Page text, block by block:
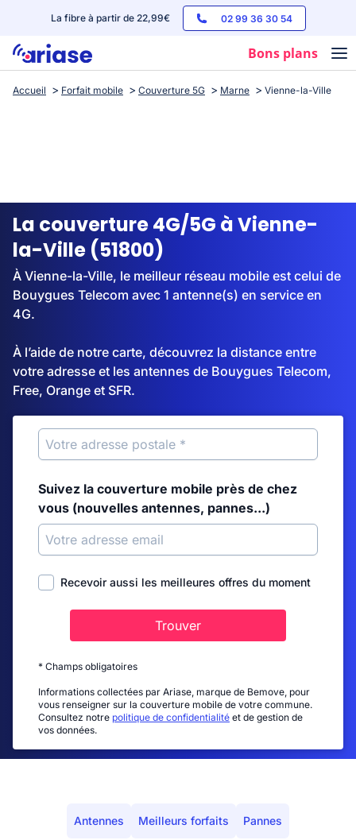
La fibre à partir de 22,99€ 02 99 36 30 54
Bons plans
Box internet
Streaming
Accueil Forfait mobile Couverture 5G Marne Vienne-la-Ville
La couverture 4G/5G à Vienne-
la-Ville (51800)
À Vienne-la-Ville, le meilleur réseau mobile est celui de
Bouygues Telecom avec 1 antenne(s) en service en
4G.
À l’aide de notre carte, découvrez la distance entre
votre adresse et les antennes de Bouygues Telecom,
Free, Orange et SFR.
Suivez la couverture mobile près de chez
vous (nouvelles antennes, pannes...)
Recevoir aussi les meilleures offres du moment
Trouver
* Champs obligatoires
Informations collectées par Ariase, marque de Bemove, pour
vous renseigner sur la couverture mobile de votre commune.
Consultez notre politique de confidentialité et de gestion de
vos données.
Antennes Meilleurs forfaits Pannes